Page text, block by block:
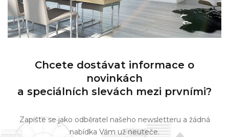
Chcete dostávat informace o
novinkách
a speciálních slevách mezi prvními?
Zapište se jako odběratel našeho newsletteru a žádná
nabídka Vám už neuteče.